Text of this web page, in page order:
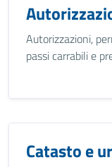
Autorizzazioni,
passi carrabili e
Catasto e